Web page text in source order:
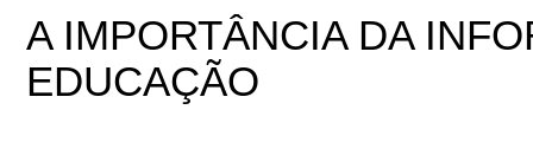
A IMPORTÂNCIA DA
EDUCAÇÃO